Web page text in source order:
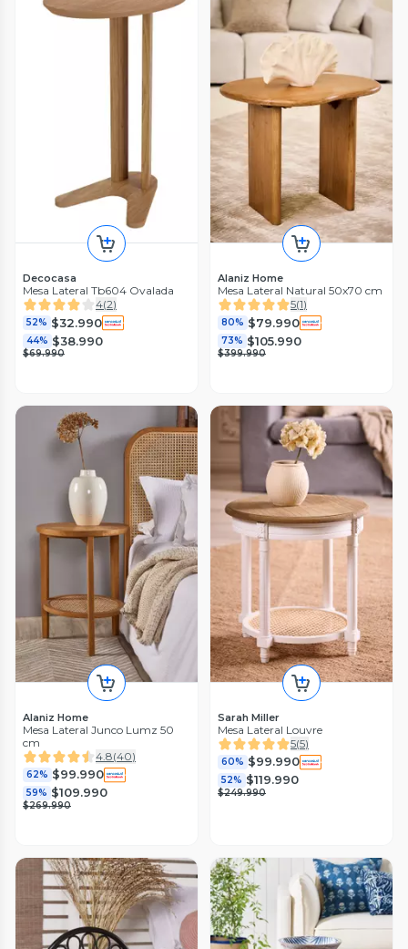
Decocasa
Mesa Lateral Tb604 Ovalada
4(2)
52% $32.990
44% $38.990
$69.990
Alaniz Home
Mesa Lateral Natural 50x70 cm
5(1)
80% $79.990
73% $105.990
$399.990
Alaniz Home
Mesa Lateral Junco Lumz 50
cm
4.8(40)
62% $99.990
59% $109.990
$269.990
Sarah Miller
Mesa Lateral Louvre
5(5)
60% $99.990
52% $119.990
$249.990